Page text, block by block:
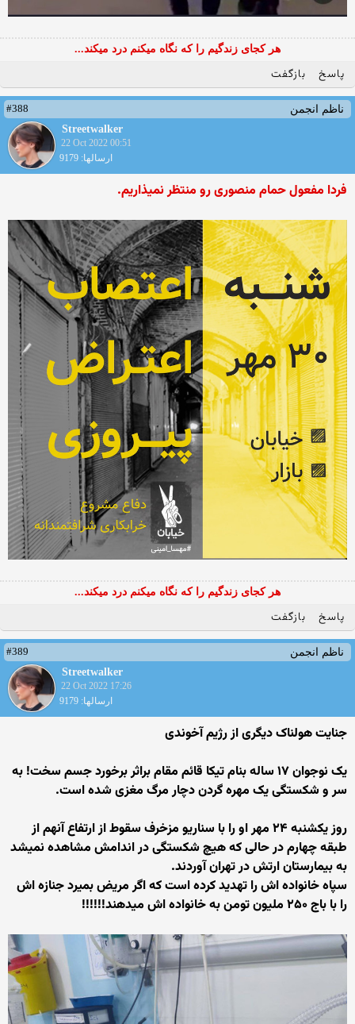
هر کجای زندگیم را که نگاه میکنم درد میکند...
پاسخ بازگفت
ناظم انجمن
#388
Streetwalker
22 Oct 2022 00:51
ارسالها: 9179
فردا مفعول حمام منصوری رو منتظر نمیذاریم.
هر کجای زندگیم را که نگاه میکنم درد میکند...
پاسخ بازگفت
ناظم انجمن
#389
Streetwalker
22 Oct 2022 17:26
ارسالها: 9179
جنایت هولناک دیگری از رژیم آخوندی
یک نوجوان ۱۷ ساله بنام ‎تیکا قائم مقام براثر برخورد جسم سخت! به
سر و شکستگی یک مهره گردن دچار مرگ مغزی شده است.
روز یکشنبه ۲۴ مهر او را با سناریو مزخرف سقوط از ارتفاع آنهم از
طبقه چهارم در حالی که هیچ شکستگی در اندامش مشاهده نمیشد
به بیمارستان ارتش در تهران آوردند.
سپاه خانواده اش را تهدید کرده است که اگر مریض بمیرد جنازه اش
را با باج ۲۵۰ ملیون تومن به خانواده اش میدهند!!!!!!